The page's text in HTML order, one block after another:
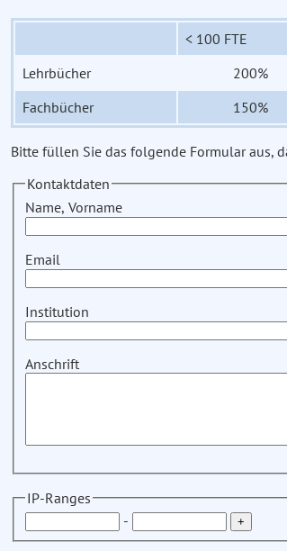
< 100 FTE
Lehrbücher
200%
Fachbücher
150%
Bitte füllen Sie das folgende Formular aus,
Kontaktdaten
Name, Vorname
Email
Institution
Anschrift
IP-Ranges
-